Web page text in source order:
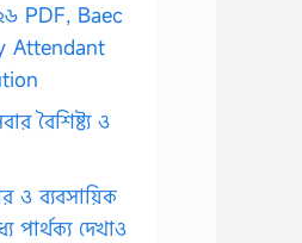
PDF, Baec
Attendant
বৈশিষ্ট্য ও
ও ব্যবসায়িক
পার্থক্য দেখাও